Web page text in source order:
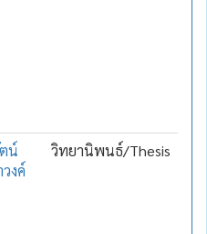
น์
งค์
วิทยานิพนธ์/Thesis